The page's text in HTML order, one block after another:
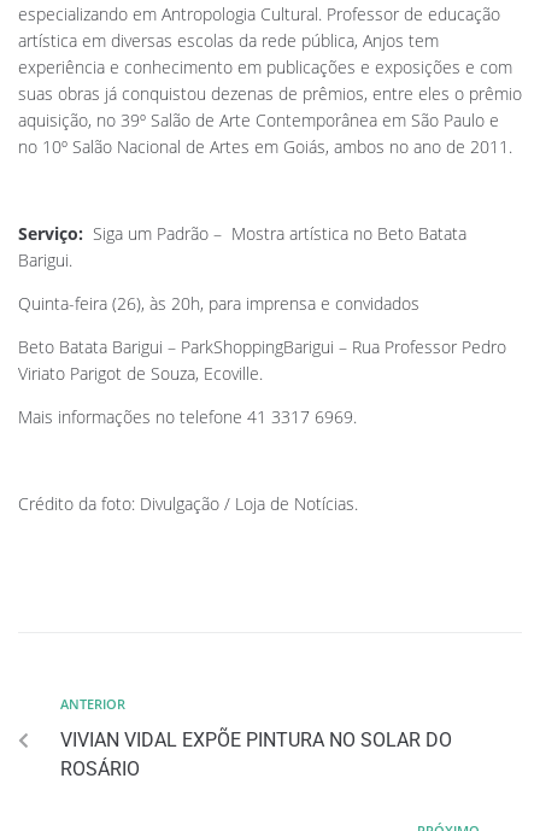
especializando em Antropologia Cultural. Professor de educação
artística em diversas escolas da rede pública, Anjos tem
experiência e conhecimento em publicações e exposições e com
suas obras já conquistou dezenas de prêmios, entre eles o prêmio
aquisição, no 39º Salão de Arte Contemporânea em São Paulo e
no 10º Salão Nacional de Artes em Goiás, ambos no ano de 2011.
Serviço: Siga um Padrão – Mostra artística no Beto Batata
Barigui.
Quinta-feira (26), às 20h, para imprensa e convidados
Beto Batata Barigui – ParkShoppingBarigui – Rua Professor Pedro
Viriato Parigot de Souza, Ecoville.
Mais informações no telefone 41 3317 6969.
Crédito da foto: Divulgação / Loja de Notícias.
ANTERIOR
VIVIAN VIDAL EXPÕE PINTURA NO SOLAR DO
ROSÁRIO